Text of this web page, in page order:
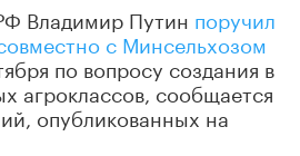
Владимир Путин поручил
с Минсельхозом
по вопросу создания в
агроклассов, сообщается
опубликованных на